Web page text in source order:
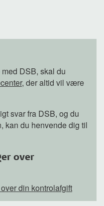
DSB, skal du
, der altid vil være
svar fra DSB, og du
kan du henvende dig til
over
din kontrolafgift